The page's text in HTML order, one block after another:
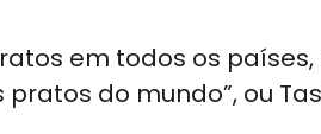
em todos os países,
do mundo”, ou